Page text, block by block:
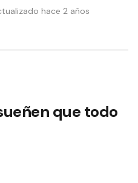
hace 2 años
que todo